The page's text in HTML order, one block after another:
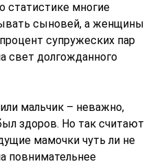
многие
сыновей, а женщины
супружеских пар
свет долгожданного
мальчик – неважно,
здоров. Но так считают
мамочки чуть ли не
повнимательнее